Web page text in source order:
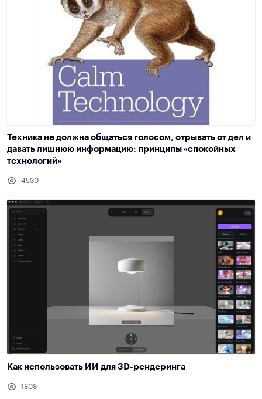
Техника не должна общаться голосом, отрывать от дел и
давать лишнюю информацию: принципы «спокойных
технологий»
4530
Как использовать ИИ для 3D-рендеринга
1808